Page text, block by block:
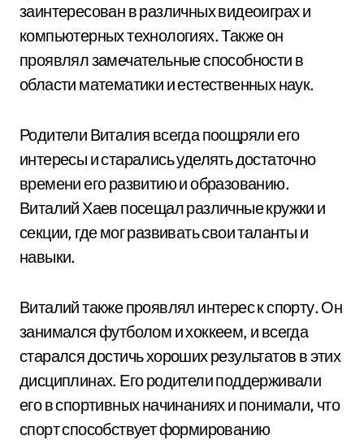
заинтересован в различных видеоиграх и
компьютерных технологиях. Также он
проявлял замечательные способности в
области математики и естественных наук.
Родители Виталия всегда поощряли его
интересы и старались уделять достаточно
времени его развитию и образованию.
Виталий Хаев посещал различные кружки и
секции, где мог развивать свои таланты и
навыки.
Виталий также проявлял интерес к спорту. Он
занимался футболом и хоккеем, и всегда
старался достичь хороших результатов в этих
дисциплинах. Его родители поддерживали
его в спортивных начинаниях и понимали, что
спорт способствует формированию